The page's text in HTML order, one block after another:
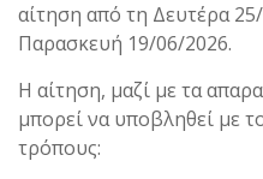
αίτηση από τη Δευτέρα
Παρασκευή 19/06/2026.
Η αίτηση, μαζί με τα
μπορεί να υποβληθεί με
τρόπους: